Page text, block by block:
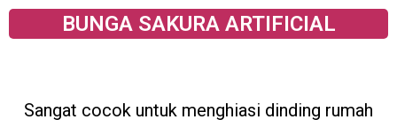
BUNGA SAKURA ARTIFICIAL
Sangat cocok untuk menghiasi dinding rumah